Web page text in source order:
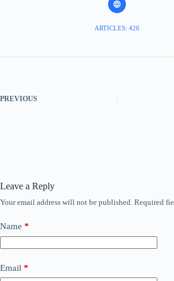
ARTICLES: 426
PREVIOUS
Leave a Reply
Your email address will not be published. Required
Name *
Email *